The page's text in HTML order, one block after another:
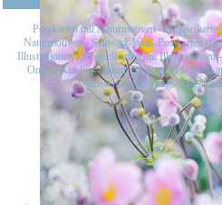
Postkarten mit Naturmotiven-
Naturmotiven-Schwarz-Weiß-Postkarten
Illustrationen-Doppelkarten mit Illustrationen-
Online-Katalog-Handelsvertreter für
Datenschutzerklärung-